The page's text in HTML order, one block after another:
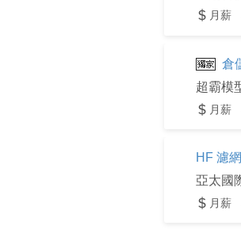
月薪
倉
超霸模
月薪
HF 濾
亞太國
月薪